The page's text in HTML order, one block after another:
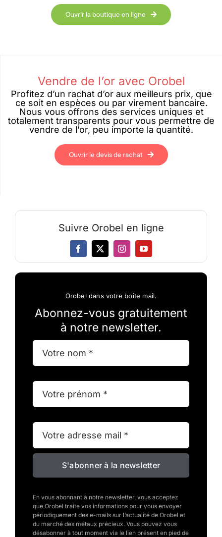
Ouvrir la boutique en ligne
Vendre de l’or avec Orobel
Profitez d’un rachat d’or aux meilleurs prix, que
ce soit en espèces ou par virement bancaire.
Nous vous offrons des services uniques et
totalement transparents pour vous permettre de
vendre de l’or, peu importe la quantité.
Ouvrir le devis de rachat
Suivre Orobel en ligne
Orobel dans votre boîte mail.
Abonnez-vous gratuitement
à notre newsletter.
S'abonner à la newsletter
En vous abonnant à notre newsletter, vous acceptez
que Orobel traite vos informations pour vous envoyer
périodiquement des e-mails sur l’actualité de Orobel et
du marché des métaux précieux. Vous pouvez vous
désabonner à tout moment via le lien présent en pied de